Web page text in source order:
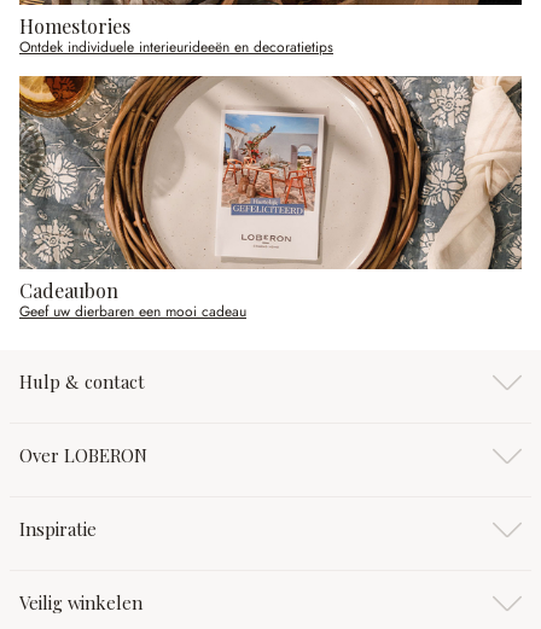
Homestories
Ontdek individuele interieurideeën en decoratietips
Cadeaubon
Geef uw dierbaren een mooi cadeau
Hulp & contact
Over LOBERON
Inspiratie
Veilig winkelen